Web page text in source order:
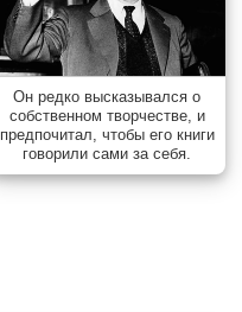
Он редко высказывался о
собственном творчестве, и
предпочитал, чтобы его книги
говорили сами за себя.